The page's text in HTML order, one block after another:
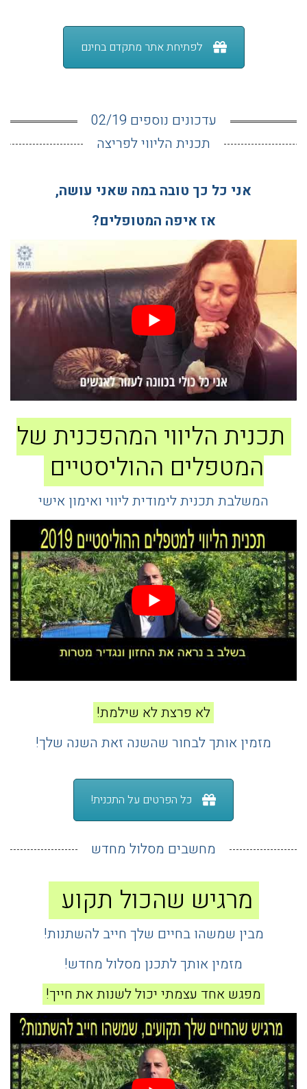
לפתיחת אתר מתקדם בחינם
עדכונים נוספים 02/19
תכנית הליווי לפריצה
אני כל כך טובה במה שאני עושה,
אז איפה המטופלים?
תכנית הליווי המהפכנית של
המטפלים ההוליסטיים
המשלבת תכנית לימודית ליווי ואימון אישי
לא פרצת לא שילמת!
מזמין אותך לבחור שהשנה זאת השנה שלך!
כל הפרטים על התכנית!
מחשבים מסלול מחדש
מרגיש שהכול תקוע
מבין שמשהו בחיים שלך חייב להשתנות!
מזמין אותך לתכנן מסלול מחדש!
מפגש אחד עצמתי יכול לשנות את חייך!